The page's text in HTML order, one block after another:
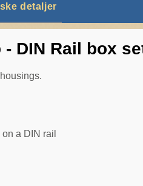
detaljer
DIN Rail box
a DIN rail